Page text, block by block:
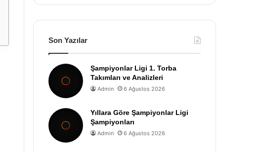
Son Yazılar
Şampiyonlar Ligi 1. Torba
Takımları ve Analizleri
Admin 6 Ağustos 2026
Yıllara Göre Şampiyonlar Ligi
Şampiyonları
Admin 6 Ağustos 2026